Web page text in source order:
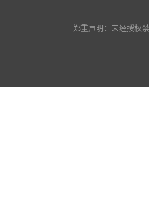
郑重声明：未经授权